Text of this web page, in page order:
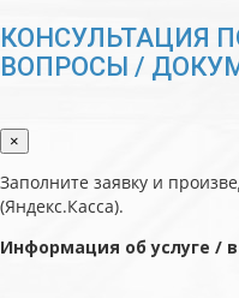
КОНСУЛЬТАЦИЯ
ВОПРОСЫ /
×
Заполните заявку и
(Яндекс.Касса).
Информация об услуге / в